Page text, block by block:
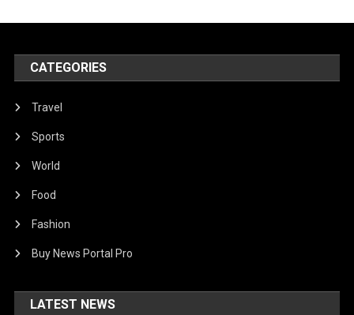
CATEGORIES
Travel
Sports
World
Food
Fashion
Buy News Portal Pro
LATEST NEWS